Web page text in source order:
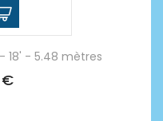
18' - 5.48 mètres
€